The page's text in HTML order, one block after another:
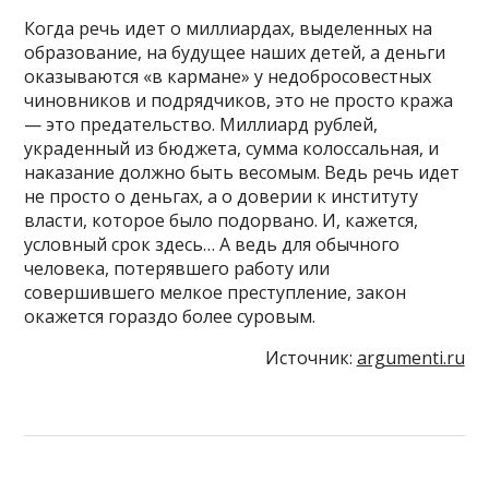
Когда речь идет о миллиардах, выделенных на
образование, на будущее наших детей, а деньги
оказываются «в кармане» у недобросовестных
чиновников и подрядчиков, это не просто кража
— это предательство. Миллиард рублей,
украденный из бюджета, сумма колоссальная, и
наказание должно быть весомым. Ведь речь идет
не просто о деньгах, а о доверии к институту
власти, которое было подорвано. И, кажется,
условный срок здесь… А ведь для обычного
человека, потерявшего работу или
совершившего мелкое преступление, закон
окажется гораздо более суровым.
Источник: argumenti.ru